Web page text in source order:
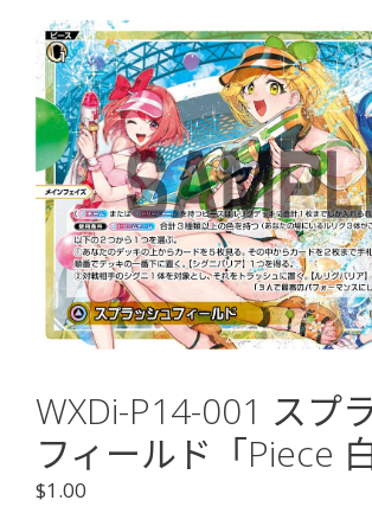
WXDi-P14-001 スプ
フィールド「Piece
$1.00